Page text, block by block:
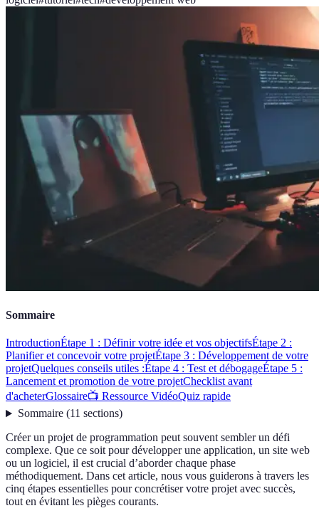
Sommaire
IntroductionÉtape 1 : Définir votre idée et vos objectifsÉtape 2 :
Planifier et concevoir votre projetÉtape 3 : Développement de votre
projetQuelques conseils utiles :Étape 4 : Test et débogageÉtape 5 :
Lancement et promotion de votre projetChecklist avant
d'acheterGlossaire📺 Ressource VidéoQuiz rapide
Sommaire(11 sections)
Créer un projet de programmation peut souvent sembler un défi
complexe. Que ce soit pour développer une application, un site web
ou un logiciel, il est crucial d’aborder chaque phase
méthodiquement. Dans cet article, nous vous guiderons à travers les
cinq étapes essentielles pour concrétiser votre projet avec succès,
tout en évitant les pièges courants.